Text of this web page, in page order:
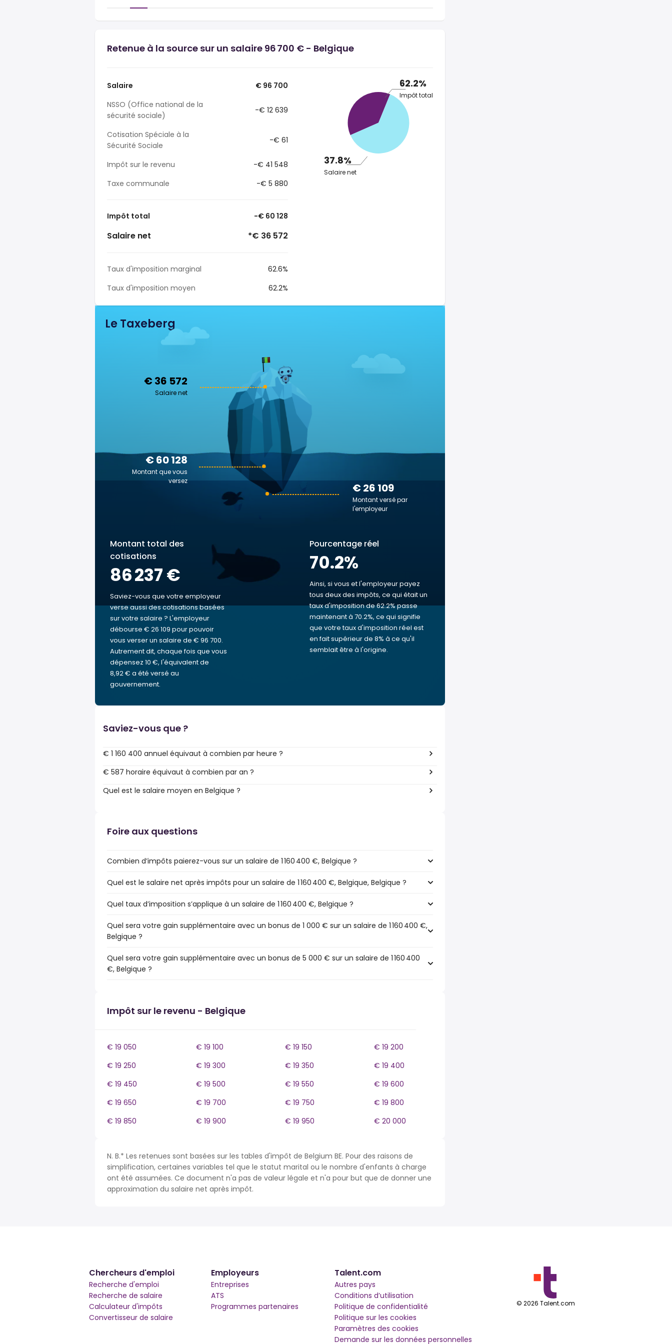
Retenue à la source sur un salaire 96 700 € - Belgique
Salaire
€ 96 700
NSSO (Office national de la
sécurité sociale)
-€ 12 639
Cotisation Spéciale à la
Sécurité Sociale
-€ 61
Impôt sur le revenu
-€ 41 548
Taxe communale
-€ 5 880
Impôt total -€ 60 128
Salaire net *€ 36 572
Taux d'imposition marginal
62.6%
Taux d'imposition moyen
62.2%
62.2%
Impôt total
37.8%
Salaire net
Le Taxeberg
€ 36 572
Salaire net
€ 26 109
Montant versé par
l'employeur
€ 60 128
Montant que vous
versez
Montant total des
cotisations
86 237 €
Saviez-vous que votre employeur
verse aussi des cotisations basées
sur votre salaire ? L'employeur
débourse € 26 109 pour pouvoir
vous verser un salaire de € 96 700.
Autrement dit, chaque fois que vous
dépensez 10 €, l'équivalent de
8,92 € a été versé au
gouvernement.
Pourcentage réel
70.2%
Ainsi, si vous et l'employeur payez
tous deux des impôts, ce qui était un
taux d'imposition de 62.2% passe
maintenant à 70.2%, ce qui signifie
que votre taux d'imposition réel est
en fait supérieur de 8% à ce qu'il
semblait être à l'origine.
Saviez-vous que ?
€ 1 160 400 annuel équivaut à combien par heure ?
€ 587 horaire équivaut à combien par an ?
Quel est le salaire moyen en Belgique ?
Foire aux questions
Combien d’impôts paierez-vous sur un salaire de 1 160 400 €, Belgique ?
Quel est le salaire net après impôts pour un salaire de 1 160 400 €, Belgique, Belgique ?
Quel taux d’imposition s’applique à un salaire de 1 160 400 €, Belgique ?
Quel sera votre gain supplémentaire avec un bonus de 1 000 € sur un salaire de 1 160 400 €,
Belgique ?
Quel sera votre gain supplémentaire avec un bonus de 5 000 € sur un salaire de 1 160 400
€, Belgique ?
Impôt sur le revenu - Belgique
€ 19 050 € 19 100 € 19 150
€ 19 200
€ 19 250
€ 19 300 € 19 350
€ 19 400
€ 19 450
€ 19 500 € 19 550
€ 19 600
€ 19 650
€ 19 700 € 19 750
€ 19 800
€ 19 850
€ 19 900 € 19 950 € 20 000
N. B.* Les retenues sont basées sur les tables d'impôt de Belgium BE. Pour des raisons de
simplification, certaines variables tel que le statut marital ou le nombre d'enfants à charge
ont été assumées. Ce document n'a pas de valeur légale et n'a pour but que de donner une
approximation du salaire net après impôt.
Chercheurs d'emploi
Recherche d'emploi
Recherche de salaire
Calculateur d'impôts
Convertisseur de salaire
Employeurs
Entreprises
ATS
Programmes partenaires
Talent.com
Autres pays
Conditions d’utilisation
Politique de confidentialité
Politique sur les cookies
Paramètres des cookies
Demande sur les données personnelles
© 2026 Talent.com